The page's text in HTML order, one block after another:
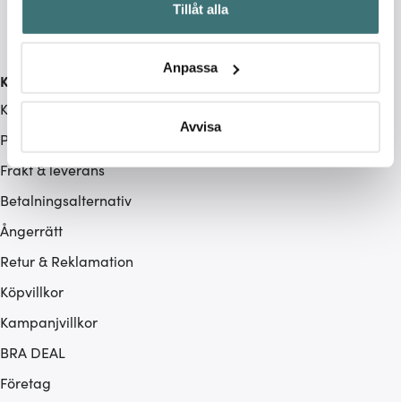
kan ha en noggrannhet på upp till flera meter
Identifiera din enhet genom att aktivt skanna den för
Ta reda på mer om hur dina personliga uppgifter
Du kan ändra eller dra tillbaka ditt samtycke när som
ska anpassas efter det som vi tror att du tycker om. Det
gör också att vi kan analysera vår trafik och göra
Tillåt alla
Anpassa
Avvisa
Kundservice
Kontakta oss / FAQ
Presentkort
Frakt & leverans
Betalningsalternativ
Ångerrätt
Retur & Reklamation
Köpvillkor
Kampanjvillkor
BRA DEAL
Företag